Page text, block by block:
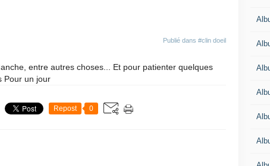
Publié dans #clin doeil
entre autres choses... Et pour patienter quelques
Pour un jour
Repost 0